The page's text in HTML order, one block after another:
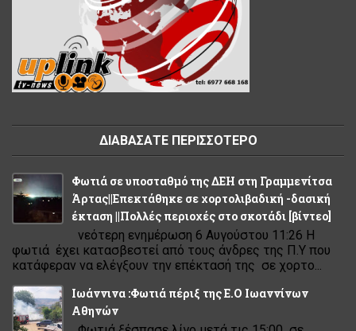
ΔΙΑΒΑΣΑΤΕ ΠΕΡΙΣΣΟΤΕΡΟ
Φωτιά σε υποσταθμό της ΔΕΗ στη Γραμμενίτσα
Άρτας||Επεκτάθηκε σε χορτολιβαδική -δασική
έκταση ||Πολλές περιοχές στο σκοτάδι [βίντεο]
νεότερη ενημέρωση 6 Αυγούστου 11:26 Η
φωτιά έχει κατασβεστεί από τους άνδρες της Π.Υ που
κατάφεραν να ελέγξουν την επέκτασή της σε χορτο...
Ιωάννινα :Φωτιά πέριξ της Ε.Ο Ιωαννίνων
Αθηνών